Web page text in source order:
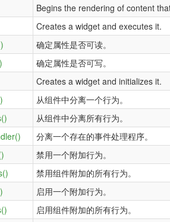
Begins the rendering of content
Creates a widget and executes it.
确定属性是否可读。
确定属性是否可写。
Creates a widget and initializes it.
从组件中分离一个行为。
从组件中分离所有行为。
分离一个存在的事件处理程序。
禁用一个附加行为。
禁用组件附加的所有行为。
启用一个附加行为。
启用组件附加的所有行为。